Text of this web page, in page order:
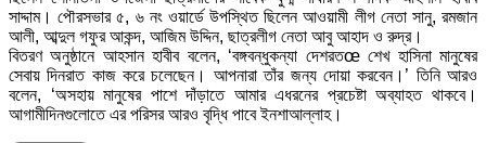
সাদ্দাম। পৌরসভার ৫, ৬ নং ওয়ার্ডে উপস্থিত ছিলেন আওয়ামী লীগ নেতা সানু, রমজান
আলী, আব্দুল গফুর আকন্দ, আজিম উদ্দিন, ছাত্রলীগ নেতা আবু আহাদ ও রুদ্র।
বিতরণ অনুষ্ঠানে আহসান হাবীব বলেন, ‘বঙ্গবন্ধুকন্যা দেশরতœ শেখ হাসিনা মানুষের
সেবায় দিনরাত কাজ করে চলেছেন। আপনারা তাঁর জন্য দোয়া করবেন।’ তিনি আরও
বলেন, ‘অসহায় মানুষের পাশে দাঁড়াতে আমার এধরনের প্রচেষ্টা অব্যাহত থাকবে।
আগামীদিনগুলোতে এর পরিসর আরও বৃদ্ধি পাবে ইনশাআল্লাহ।